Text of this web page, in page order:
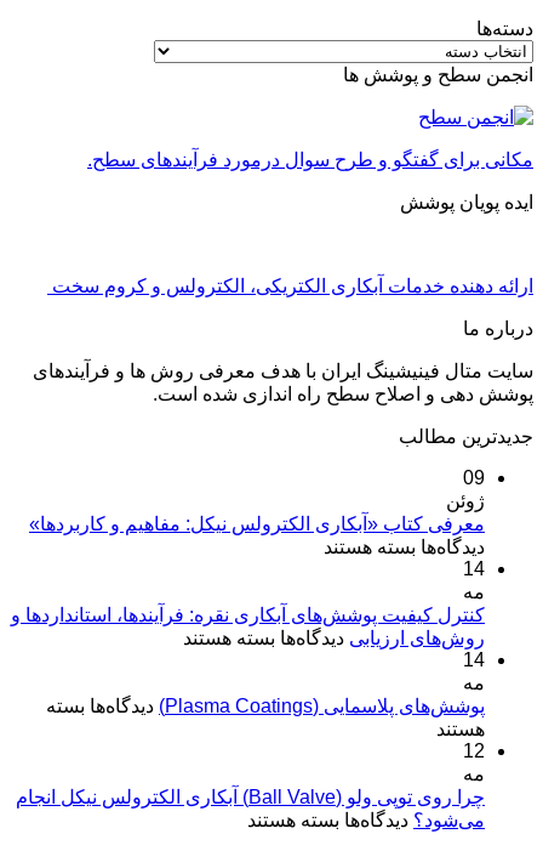
دسته‌ها
دسته‌ها
انجمن سطح و پوشش ها
مکانی برای گفتگو و طرح سوال درمورد فرآیندهای سطح.
ایده پویان پوشش
ارائه دهنده خدمات آبکاری الکتریکی، الکترولس و کروم سخت
درباره ما
سایت متال فینیشینگ ایران با هدف معرفی روش ها و فرآیندهای
پوشش دهی و اصلاح سطح راه اندازی شده است.
جدیدترین مطالب
09
ژوئن
معرفی کتاب «آبکاری الکترولس نیکل: مفاهیم و کاربردها»
دیدگاه‌ها برای
«آبکاری
الکترولس
و
بسته هستند
14
مه
کنترل کیفیت پوشش‌های آبکاری نقره: فرآیندها، استانداردها و
روش‌های ارزیابی دیدگاه‌ها برای
پوشش‌های
استانداردها
و
بسته هستند
14
مه
پوشش‌های پلاسمایی (Plasma Coatings)
دیدگاه‌ها برای
Coatings)
بسته
هستند
12
مه
چرا روی توپی‌ ولو (Ball Valve) آبکاری الکترولس نیکل انجام
می‌شود؟ دیدگاه‌ها برای
بسته هستند